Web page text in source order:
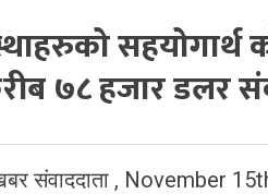
सहयोगार्थ
७८ हजार डलर
संवाददाता , November